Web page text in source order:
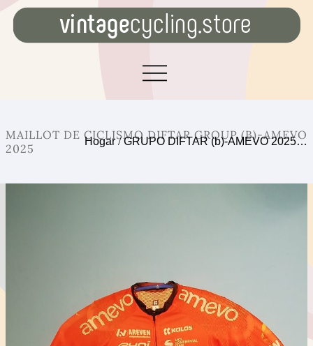
MAILLOT DE CICLISMO DIFTAR GROUP (B)-AMEVO
2025
Hogar/GRUPO DIFTAR (b)-AMEVO 2025…